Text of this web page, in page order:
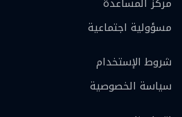
مسؤولية اجتماعية
شروط الإستخدام
سياسة الخصوصية